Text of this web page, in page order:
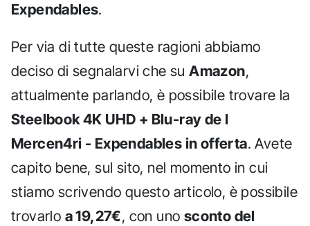
Expendables.
Per via di tutte queste ragioni abbiamo
deciso di segnalarvi che suAmazon,
attualmente parlando, è possibile trovare la
Steelbook 4K UHD + Blu-ray de I
Mercen4ri - Expendables in offerta. Avete
capito bene, sul sito, nel momento in cui
stiamo scrivendo questo articolo, è possibile
trovarlo a 19,27€, con uno sconto del